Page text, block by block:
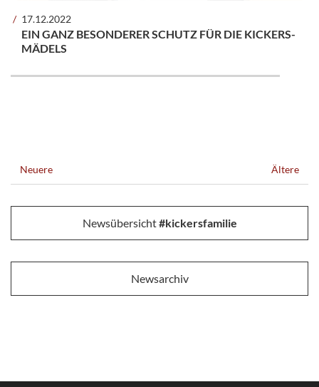
17.12.2022
EIN GANZ BESONDERER SCHUTZ FÜR DIE KICKERS-
MÄDELS
Neuere Ältere
Newsübersicht#kickersfamilie
Newsarchiv